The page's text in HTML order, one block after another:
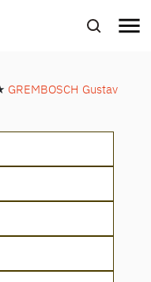
menu
GREMBOSCH Gustav